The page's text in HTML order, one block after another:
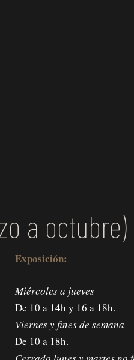
a octubre)
Exposición:
Miércoles a jueves
De 10 a 14h y 16 a 18h.
Viernes y fines de semana
De 10 a 18h.